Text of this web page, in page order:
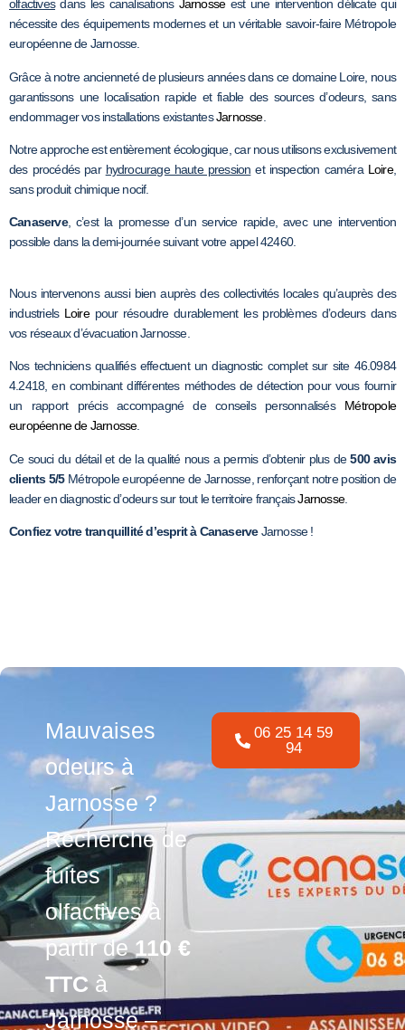
olfactivesdans les canalisations Jarnosseest une intervention délicate qui
nécessite des équipements modernes et un véritable savoir-faire Métropole
européenne de Jarnosse.
Grâce à notre ancienneté de plusieurs années dans ce domaine Loire, nous
garantissons une localisation rapide et fiable des sources d’odeurs, sans
endommager vos installations existantesJarnosse.
Notre approche est entièrement écologique, car nous utilisons exclusivement
des procédés par hydrocurage haute pression et inspection caméra Loire,
sans produit chimique nocif.
Canaserve, c’est la promesse d’un service rapide, avec une intervention
possible dans la demi-journée suivant votre appel 42460.
Nous intervenons aussi bien auprès des collectivités locales qu’auprès des
industriels Loirepour résoudre durablement les problèmes d’odeurs dans
vos réseaux d’évacuation Jarnosse.
Nos techniciens qualifiés effectuent un diagnostic complet sur site 46.0984
4.2418, en combinant différentes méthodes de détection pour vous fournir
un rapport précis accompagné de conseils personnalisés Métropole
européenne de Jarnosse.
Ce souci du détail et de la qualité nous a permis d’obtenir plus de500 avis
clients 5/5Métropole européenne de Jarnosse, renforçant notre position de
leader en diagnostic d’odeurs sur tout le territoire françaisJarnosse.
Confiez votre tranquillité d’esprit à CanaserveJarnosse !
Mauvaises
odeurs à
Jarnosse ?
Recherche de
fuites
olfactives à
partir de110 €
TTC à
Jarnosse –
06 25 14 59
94